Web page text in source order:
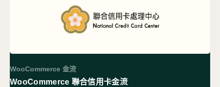
WooCommerce 金流
WooCommerce 聯合信用卡金流